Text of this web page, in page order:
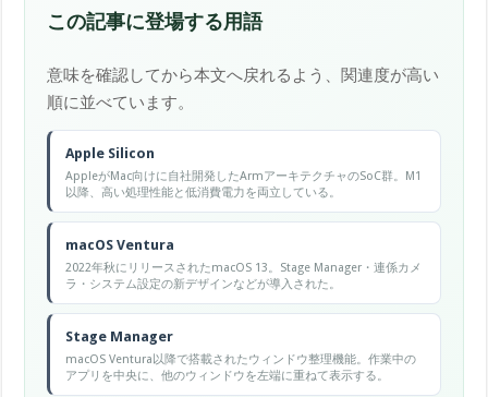
この記事に登場する用語
意味を確認してから本文へ戻れるよう、関連度が高い
順に並べています。
Apple Silicon
AppleがMac向けに自社開発したArmアーキテクチャのSoC群。M1
以降、高い処理性能と低消費電力を両立している。
macOS Ventura
2022年秋にリリースされたmacOS 13。Stage Manager・連係カメ
ラ・システム設定の新デザインなどが導入された。
Stage Manager
macOS Ventura以降で搭載されたウィンドウ整理機能。作業中の
アプリを中央に、他のウィンドウを左端に重ねて表示する。